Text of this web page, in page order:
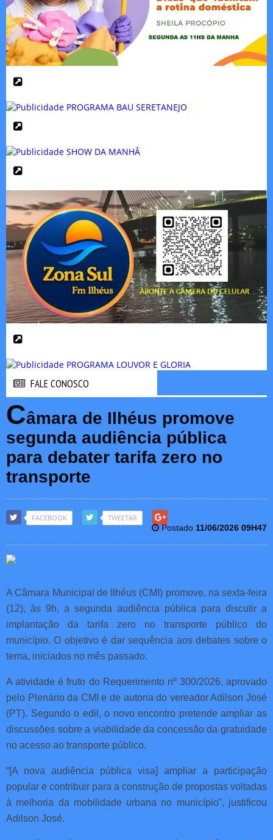
FALE CONOSCO
Câmara de Ilhéus promove
segunda audiência pública
para debater tarifa zero no
transporte
FACEBOOK TWEETAR
Postado 11/06/2026 09H47
A Câmara Municipal de Ilhéus (CMI) promove, na sexta-feira
(12), às 9h, a segunda audiência pública para discutir a
implantação da tarifa zero no transporte público do
município. O objetivo é dar sequência aos debates sobre o
tema, iniciados no mês passado.
A atividade é fruto do Requerimento nº 300/2026, aprovado
pelo Plenário da CMI e de autoria do vereador Adilson José
(PT). Segundo o edil, o novo encontro pretende ampliar as
discussões sobre a viabilidade da concessão da gratuidade
no acesso ao transporte público.
“[A nova audiência pública visa] ampliar a participação
popular e contribuir para a construção de propostas voltadas
à melhoria da mobilidade urbana no município”, justificou
Adilson José.